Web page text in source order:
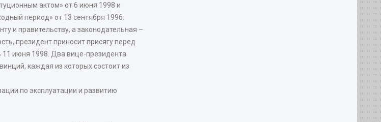
актом» от 6 июня 1998 и
период» от 13 сентября 1996.
и правительству, а законодательная –
президент приносит присягу перед
11 июня 1998. Два вице-президента
каждая из которых состоит из
по эксплуатации и развитию